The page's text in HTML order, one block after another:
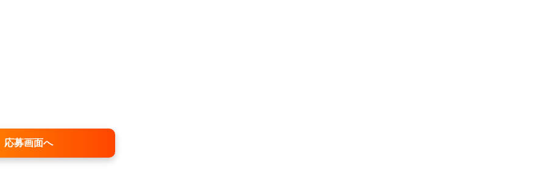
応募画面へ